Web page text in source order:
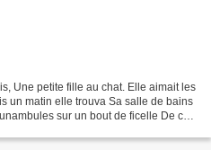
Une petite fille au chat. Elle aimait les
un matin elle trouva Sa salle de bains
sur un bout de ficelle De ce